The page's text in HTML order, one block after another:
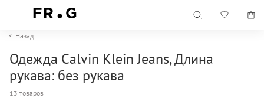
Назад
Одежда Calvin Klein Jeans, Длина
рукава: без рукава
13 товаров